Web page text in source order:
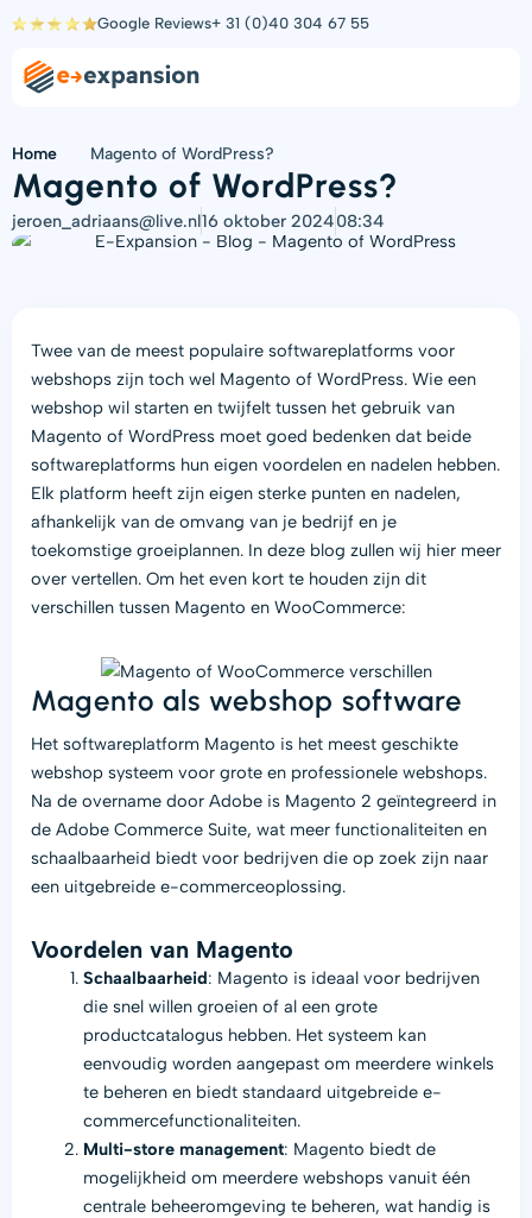
Ga
inhoud
Google Reviews+ 31 (0)40 304 67 55
Home Magento of WordPress?
Magento of WordPress?
jeroen_adriaans@live.nl16 oktober 202408:34
Twee van de meest populaire softwareplatforms voor
webshops zijn toch wel Magento of WordPress. Wie een
webshop wil starten en twijfelt tussen het gebruik van
Magento of WordPress moet goed bedenken dat beide
softwareplatforms hun eigen voordelen en nadelen hebben.
Elk platform heeft zijn eigen sterke punten en nadelen,
afhankelijk van de omvang van je bedrijf en je
toekomstige groeiplannen. In deze blog zullen wij hier meer
over vertellen. Om het even kort te houden zijn dit
verschillen tussen Magento en WooCommerce:
Magento als webshop software
Het softwareplatform Magento is het meest geschikte
webshop systeem voor grote en professionele webshops.
Na de overname door Adobe is Magento 2 geïntegreerd in
de Adobe Commerce Suite, wat meer functionaliteiten en
schaalbaarheid biedt voor bedrijven die op zoek zijn naar
een uitgebreide e-commerceoplossing.
Voordelen van Magento
Schaalbaarheid: Magento is ideaal voor bedrijven
die snel willen groeien of al een grote
productcatalogus hebben. Het systeem kan
eenvoudig worden aangepast om meerdere winkels
te beheren en biedt standaard uitgebreide e-
commercefunctionaliteiten.
Multi-store management: Magento biedt de
mogelijkheid om meerdere webshops vanuit één
centrale beheeromgeving te beheren, wat handig is